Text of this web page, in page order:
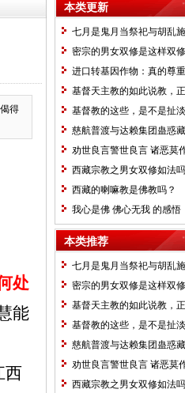
得
处
能
西
本类更新
七月是鬼月当祭祀与胡乱
德还是害人造恶业？
密宗的男女双修是这样双
载）
进口转基因作物：真的尊
科学吗？（转帖）
基督天主教的如此说教，
基督教的这些，是不是扯
慈航普渡与达赖集团蛊惑
劝世良言警世良言 诸恶莫
行
西藏宗教之男女双修如法
者：生根活佛
西藏的喇嘛教是佛教吗？
我心是佛 佛心无我 的感悟
本类推荐
七月是鬼月当祭祀与胡乱
德还是害人造恶业？
密宗的男女双修是这样双
载）
基督天主教的如此说教，
基督教的这些，是不是扯
慈航普渡与达赖集团蛊惑
劝世良言警世良言 诸恶莫
行
西藏宗教之男女双修如法